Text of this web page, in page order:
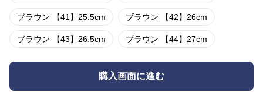
ブラウン 【41】25.5cm ブラウン 【42】26cm
ブラウン 【43】26.5cm ブラウン 【44】27cm
購入画面に進む